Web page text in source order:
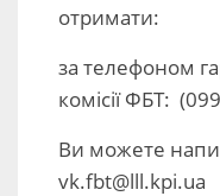
отримати:
за телефоном
комісії ФБТ:
Ви можете
vk.fbt@lll.kpi.ua